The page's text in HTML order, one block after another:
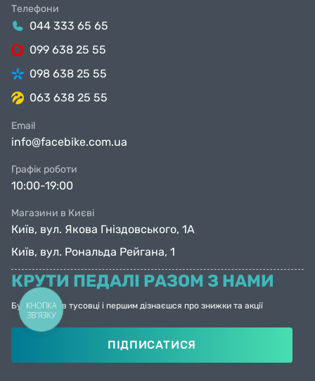
Телефони
044 333 65 65
099 638 25 55
098 638 25 55
063 638 25 55
Email
info@facebike.com.ua
Графік роботи
10:00-19:00
Магазини в Києві
Київ, вул. Якова Гніздовського, 1А
Київ, вул. Рональда Рейгана, 1
КРУТИ ПЕДАЛІ РАЗОМ З НАМИ
Будь з нами в тусовці і першим дізнаєшся про знижки та акції
ПІДПИСАТИСЯ
КНОПКА
ЗВ'ЯЗКУ